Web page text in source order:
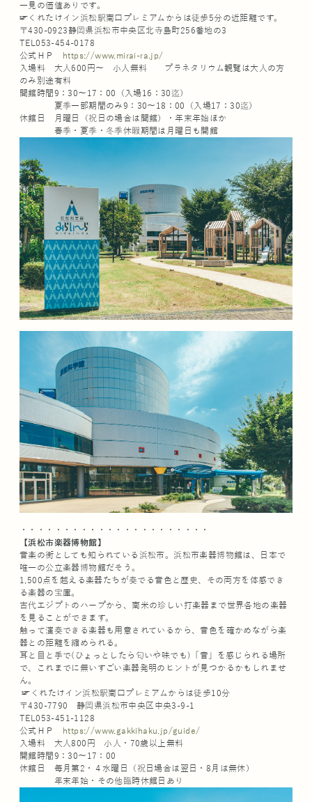
一見の価値ありです。
☞くれたけイン浜松駅南口プレミアムからは徒歩5分の近距離です。
〒430-0923静岡県浜松市中央区北寺島町256番地の3
TEL053-454-0178
公式ＨＰ
https://www.mirai-ra.jp/
入場料 大人600円～ 小人無料 プラネタリウム観覧は大人の方
のみ別途有料
開館時間9：30～17：00（入場16：30迄）
夏季一部期間のみ9：30～18：00（入場17：30迄）
休館日 月曜日（祝日の場合は開館）・年末年始ほか
春季・夏季・冬季休暇期間は月曜日も開館
・・・・・・・・・・・・・・・・・・・・・・
【浜松市楽器博物館】
音楽の街としても知られている浜松市。浜松市楽器博物館は、日本で
唯一の公立楽器博物館だそう。
1,500点を越える楽器たちが奏でる音色と歴史、その両方を体感でき
る楽器の宝庫。
古代エジプトのハープから、南米の珍しい打楽器まで世界各地の楽器
を見ることができます。
触って演奏できる楽器も用意されているから、音色を確かめながら楽
器との距離を縮められる。
耳と目と手で(ひょっとしたら匂いや味でも)「音」を感じられる場所
で、これまでに無いすごい楽器発明のヒントが見つかるかもしれませ
ん。
☞くれたけイン浜松駅南口プレミアムからは徒歩10分
〒430-7790 静岡県浜松市中央区中央3-9-1
TEL053-451-1128
公式ＨＰ
https://www.gakkihaku.jp/guide/
入場料 大人800円 小人・70歳以上無料
開館時間9：30～17：00
休館日 毎月第2・４水曜日（祝日場合は翌日・8月は無休）
年末年始・その他臨時休館日あり